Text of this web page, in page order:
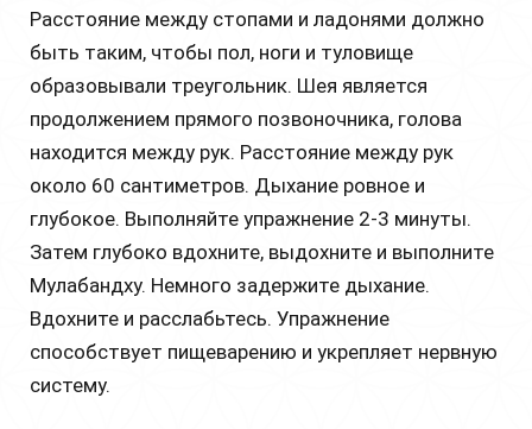
Расстояние между стопами и ладонями должно
быть таким, чтобы пол, ноги и туловище
образовывали треугольник. Шея является
продолжением прямого позвоночника, голова
находится между рук. Расстояние между рук
около 60 сантиметров. Дыхание ровное и
глубокое. Выполняйте упражнение 2-3 минуты.
Затем глубоко вдохните, выдохните и выполните
Мулабандху. Немного задержите дыхание.
Вдохните и расслабьтесь. Упражнение
способствует пищеварению и укрепляет нервную
систему.